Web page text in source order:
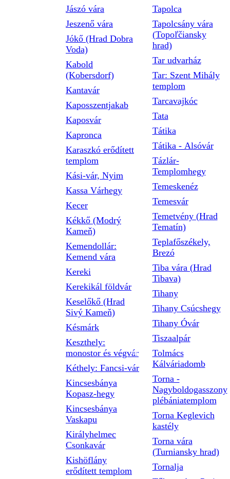
Jászó vára
Jeszenő vára
Jókő (Hrad Dobra
Voda)
Kabold
(Kobersdorf)
Kantavár
Kaposszentjakab
Kaposvár
Kapronca
Karaszkó erődített
templom
Kási-vár, Nyim
Kassa Várhegy
Kecer
Kékkő (Modrý
Kameň)
Kemendollár:
Kemend vára
Kereki
Kerekikál földvár
Keselőkő (Hrad
Sivý Kameň)
Késmárk
Keszthely:
monostor és végvár
Kéthely: Fancsi-vár
Kincsesbánya
Kopasz-hegy
Kincsesbánya
Vaskapu
Királyhelmec
Csonkavár
Kishöflány
erődített templom
Tapolca
Tapolcsány vára
(Topoľčiansky
hrad)
Tar udvarház
Tar: Szent Mihály
templom
Tarcavajkóc
Tata
Tátika
Tátika - Alsóvár
Tázlár-
Templomhegy
Temeskenéz
Temesvár
Temetvény (Hrad
Tematín)
Teplafőszékely,
Brezó
Tiba vára (Hrad
Tibava)
Tihany
Tihany Csúcshegy
Tihany Óvár
Tiszaalpár
Tolmács
Kálváriadomb
Torna -
Nagyboldogasszony
plébániatemplom
Torna Keglevich
kastély
Torna vára
(Turniansky hrad)
Tornalja